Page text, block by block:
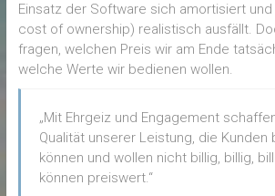
Einsatz der Software sich amortisiert und
cost of ownership) realistisch ausfällt.
fragen, welchen Preis wir am Ende
welche Werte wir bedienen wollen.
„Mit Ehrgeiz und Engagement
Qualität unserer Leistung, die Kunden
können und wollen nicht billig, billig,
können preiswert.“